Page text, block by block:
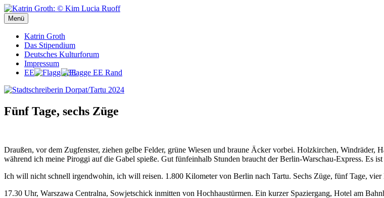
Zum
Inhalt
springen
Stadtschreiberin Dorpat/Tartu 2024
Stadtschreiberin Dorpat/Tartu 2024
Menü
Katrin Groth
Das Stipendium
Deutsches Kulturforum
Impressum
EE
Fünf Tage, sechs Züge
Draußen, vor dem Zugfenster, ziehen gelbe Felder, grüne Wiesen und braune Äcker vorbei. Holzkirchen,
während ich meine Piroggi auf die Gabel spieße. Gut fünfeinhalb Stunden braucht der Berlin-Warschau-Express. Es ist
Ich will nicht schnell irgendwohin, ich will reisen. 1.800 Kilometer von Berlin nach Tartu. Sechs Züge, fünf Tage, vier
17.30 Uhr, Warszawa Centralna, Sowjetschick inmitten von Hochhaustürmen. Ein kurzer Spaziergang, Hotel am